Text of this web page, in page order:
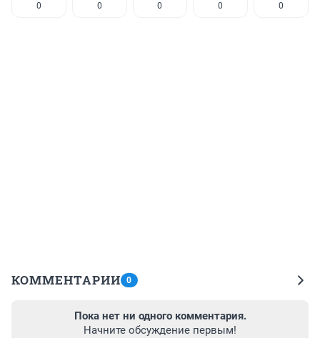
0 0 0 0 0
КОММЕНТАРИИ 0
Пока нет ни одного комментария.
Начните обсуждение первым!